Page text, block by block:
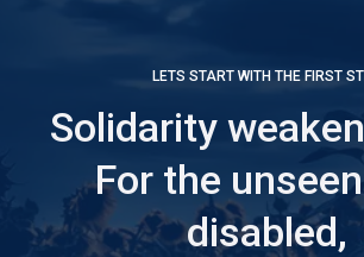
LETS START WITH THE FIRST
Solidarity
For the
disabled,